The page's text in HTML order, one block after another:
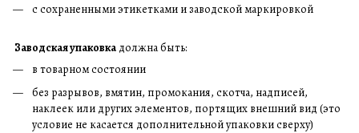
с сохраненными этикетками и заводской маркировкой
Заводская упаковка должна быть:
в товарном состоянии
без разрывов, вмятин, промокания, скотча, надписей,
наклеек или других элементов, портящих внешний вид (это
условие не касается дополнительной упаковки сверху)